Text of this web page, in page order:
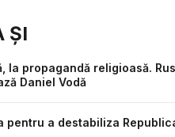
ȘI
la propagandă religioasă.
Daniel Vodă
a destabiliza